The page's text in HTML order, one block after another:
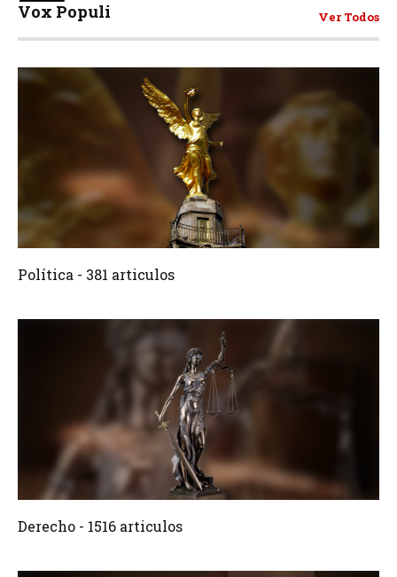
Vox Populi Ver Todos
381 Articulos
Política - 381 articulos
Crear 1516 Articulos
Derecho - 1516 articulos